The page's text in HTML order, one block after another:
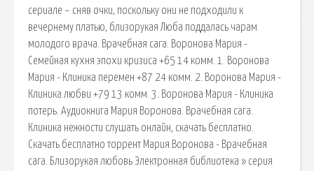
сериале – сняв очки, поскольку они не подходили к
вечернему платью, близорукая Люба поддалась чарам
молодого врача. Врачебная сага. Воронова Мария -
Семейная кухня эпохи кризиса +65 14 комм. 1. Воронова
Мария - Клиника перемен +87 24 комм. 2. Воронова Мария -
Клиника любви +79 13 комм. 3. Воронова Мария - Клиника
потерь. Аудиокнига Мария Воронова. Врачебная сага.
Клиника нежности слушать онлайн, скачать бесплатно.
Скачать бесплатно торрент Мария Воронова - Врачебная
сага. Близорукая любовь Электронная библиотека » серия